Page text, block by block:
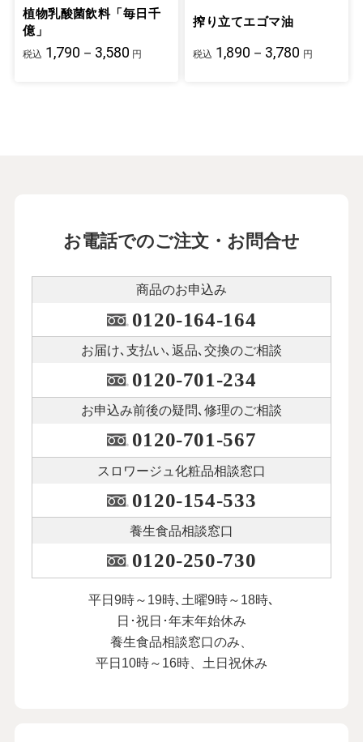
植物乳酸菌飲料「毎日千
億」
税込 1,790－3,580 円
搾り立てエゴマ油
税込 1,890－3,780 円
お電話でのご注文・お問合せ
商品のお申込み
0120-164-164
お届け､支払い､ 返品､交換のご相談
0120-701-234
お申込み前後の疑問､修理のご相談
0120-701-567
スロワージュ化粧品相談窓口
0120-154-533
養生食品相談窓口
0120-250-730
平日9時～19時､土曜9時～18時､
日･祝日･年末年始休み
養生食品相談窓口のみ、
平日10時～16時、土日祝休み